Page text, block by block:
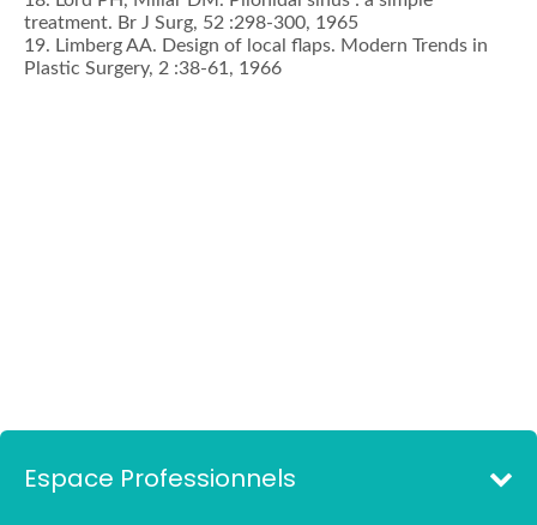
treatment. Br J Surg, 52 :298-300, 1965
19. Limberg AA. Design of local flaps. Modern Trends in
Plastic Surgery, 2 :38-61, 1966
Espace Professionnels